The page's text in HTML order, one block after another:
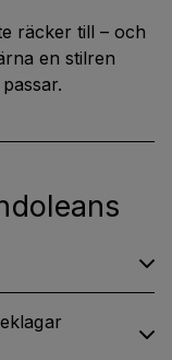
räcker till – och
en stilren